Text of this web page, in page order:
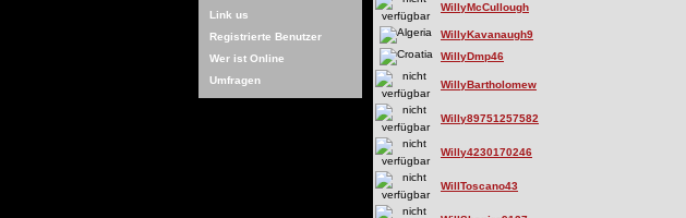
Link us
Registrierte Benutzer
Wer ist Online
Umfragen
WillyMcCullough
WillyKavanaugh9
WillyDmp46
WillyBartholomew
Willy89751257582
Willy4230170246
WillToscano43